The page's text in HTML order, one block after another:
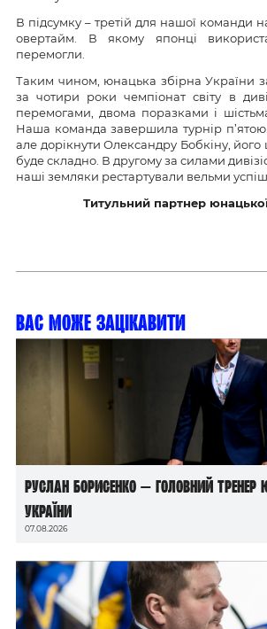
В підсумку – третій для нашої команди
овертайм. В якому японці
перемогли.
Таким чином, юнацька збірна України
за чотири роки чемпіонат світу в
перемогами, двома поразками і
Наша команда завершила турнір
але дорікнути Олександру Бобкіну, його
буде складно. В другому за силами
наші земляки рестартували вельми
Титульний партнер юнацької
Вас може зацікавити
Руслан Борисенко — головний тренер
України
07.08.2026